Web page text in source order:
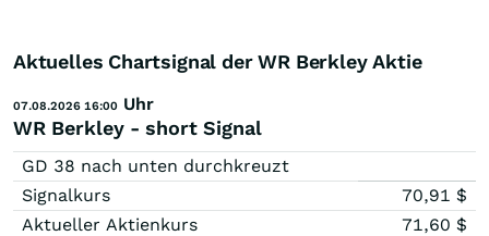
Aktuelles Chartsignal der WR Berkley Aktie
07.08.2026 16:00 Uhr
WR Berkley - short Signal
GD 38 nach unten durchkreuzt
Signalkurs
70,91 $
Aktueller Aktienkurs
71,60 $